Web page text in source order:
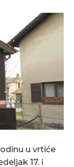
u vrtiće
17. i